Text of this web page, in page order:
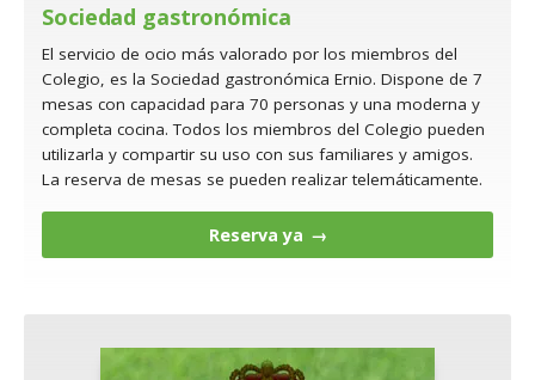
Sociedad gastronómica
El servicio de ocio más valorado por los miembros del
Colegio, es la Sociedad gastronómica Ernio. Dispone de 7
mesas con capacidad para 70 personas y una moderna y
completa cocina. Todos los miembros del Colegio pueden
utilizarla y compartir su uso con sus familiares y amigos.
La reserva de mesas se pueden realizar telemáticamente.
Reserva ya